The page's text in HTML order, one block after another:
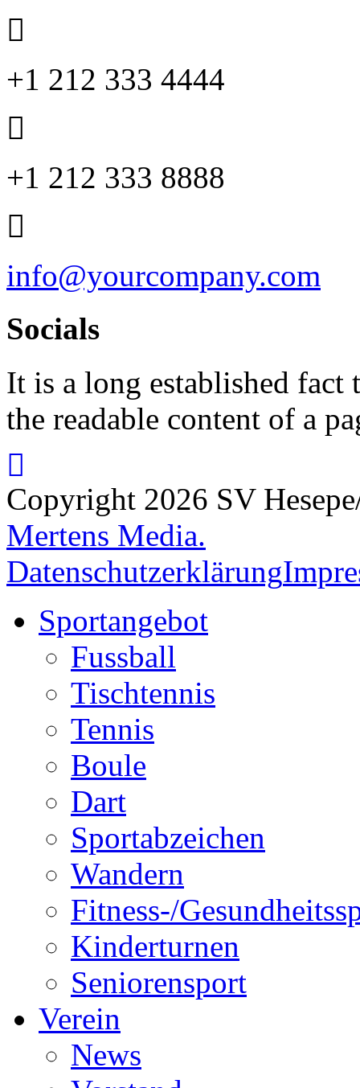
+1 212 333 4444
+1 212 333 8888
info@yourcompany.com
Socials
It is a long established fact
the readable content of a
Copyright 2026 SV
Mertens Media.
Datenschutzerklärung
Sportangebot
Fussball
Tischtennis
Tennis
Boule
Dart
Sportabzeichen
Wandern
Fitness-/
Kinderturnen
Seniorensport
Verein
News